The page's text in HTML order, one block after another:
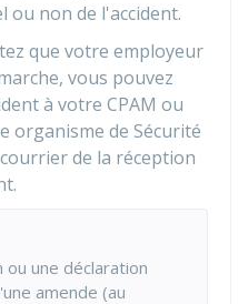
ou non de l'accident.
que votre employeur
vous pouvez
à votre CPAM ou
organisme de Sécurité
de la réception
ou une déclaration
amende (au